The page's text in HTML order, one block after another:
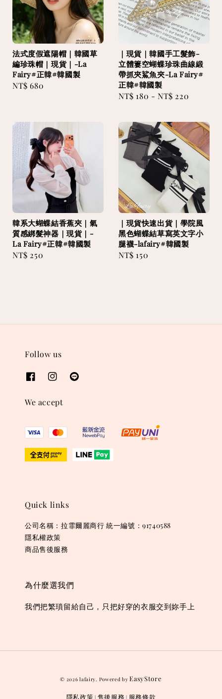
法式度假遮陽帽｜韓國草
編珍珠帽｜現貨｜-La
Fairy#正韓#韓國製
Regular
NT$ 680
｜現貨｜韓國手工髮飾-
立體簍空蝴蝶珍珠曲線緞
帶抓夾鯊魚夾-La Fairy#
正韓#韓國製
Regular
NT$ 180 -NT$ 220
韓系大蝴蝶結香蕉夾｜氣
質感綁髮神器｜現貨｜-
La Fairy#正韓#韓國製
Regular
NT$ 250
｜現貨快速出貨｜學院風
黑色蝴蝶結草寫英文字小
腿襪-lafairy#韓國製
Regular
NT$ 150
Follow us
We accept
Quick links
公司名稱：拉霏爾麗商行 統一編號：91740588
隱私權政策
商品售後服務
為什麼選我們
我們把繁瑣留給自己，只把好穿的衣服交到妳手上
© 2026 lafairy. Powered byEasyStore
隱私政策 | 售後服務 | 服務條款